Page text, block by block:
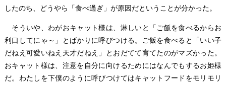
したのち、どうやら「食べ過ぎ」が原因だということが分かった。
そういや、わがおキャット様は、淋しいと「ご飯を食べるからお
利口してにゃ～」とばかりに呼びつける。ご飯を食べると「いい子
だねえ可愛いねえ天才だねえ」とおだてて育てたのがマズかった。
おキャット様は、注意を自分に向けるためにはなんでもするお姫様
だ。わたしを下僕のように呼びつけてはキャットフードをモリモリ